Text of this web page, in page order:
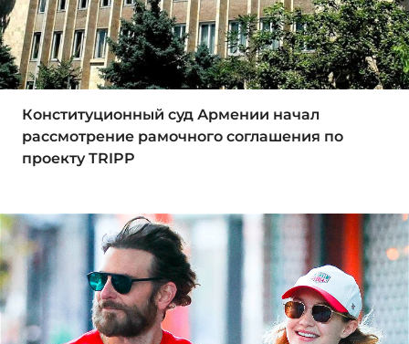
Конституционный суд Армении начал
рассмотрение рамочного соглашения по
проекту TRIPP